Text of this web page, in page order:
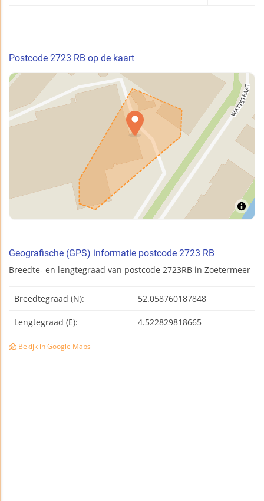
Postcode 2723 RB op de kaart
Geografische (GPS) informatie postcode 2723 RB
Breedte- en lengtegraad van postcode 2723RB in Zoetermeer
Breedtegraad (N): 52.058760187848
Lengtegraad (E): 4.522829818665
Bekijk in Google Maps